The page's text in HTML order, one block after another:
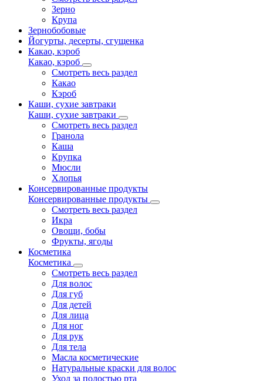
Зерно
Крупа
Зернобобовые
Йогурты, десерты, сгущенка
Какао, кэроб
Какао, кэроб
Смотреть весь раздел
Какао
Кэроб
Каши, сухие завтраки
Каши, сухие завтраки
Смотреть весь раздел
Гранола
Каша
Крупка
Мюсли
Хлопья
Консервированные продукты
Консервированные продукты
Смотреть весь раздел
Икра
Овощи, бобы
Фрукты, ягоды
Косметика
Косметика
Смотреть весь раздел
Для волос
Для губ
Для детей
Для лица
Для ног
Для рук
Для тела
Масла косметические
Натуральные краски для волос
Уход за полостью рта